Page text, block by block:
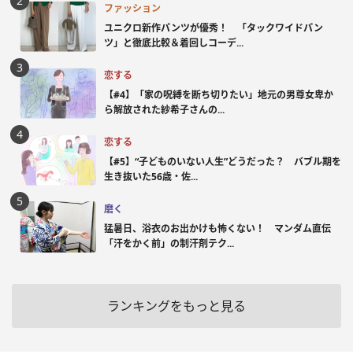
ファッション
ユニクロ新作パンツが優秀！ 「タックワイドパン
ツ」と徹底比較＆着回しコーデ...
恋する
【#4】「家の呪縛を断ち切りたい」地元の男尊女卑か
ら解放された紗希子さんの...
恋する
【#5】“子どものいない人生”どうだった？ バブル期を
生き抜いた56歳・佐...
磨く
猛暑日、浴衣のお出かけも怖くない！ マンダム直伝
「汗をかく前」の制汗剤テク...
ランキングをもっと見る